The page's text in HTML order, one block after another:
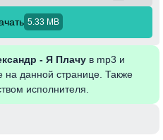
5.33 MB
- Я Плачу в mp3 и
данной странице. Также
исполнителя.